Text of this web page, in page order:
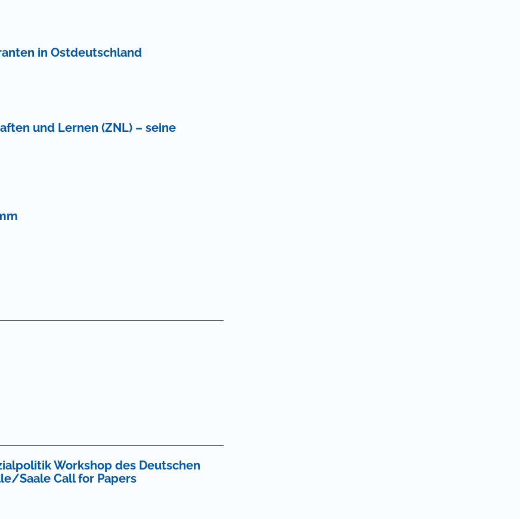
in Ostdeutschland
und Lernen (ZNL) – seine
Workshop des Deutschen
Saale Call for Papers